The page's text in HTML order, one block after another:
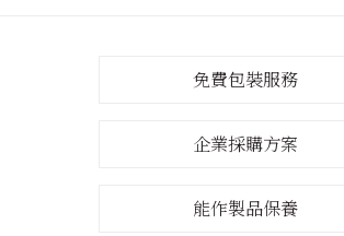
免費包裝服務
企業採購方案
能作製品保養